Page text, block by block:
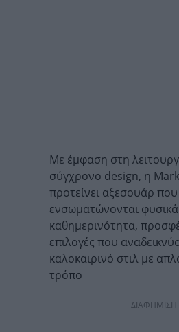
Με έμφαση στη
σύγχρονο design, η
προτείνει αξεσουάρ που
ενσωματώνονται
καθημερινότητα,
επιλογές που
καλοκαιρινό στιλ με
τρόπο
ΔΙΑΦΗΜΙΣΗ